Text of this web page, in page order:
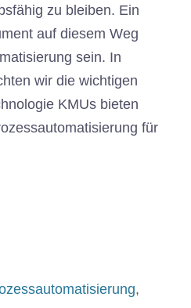
zu bleiben. Ein
auf diesem Weg
sein. In
wir die wichtigen
KMUs bieten
für
,